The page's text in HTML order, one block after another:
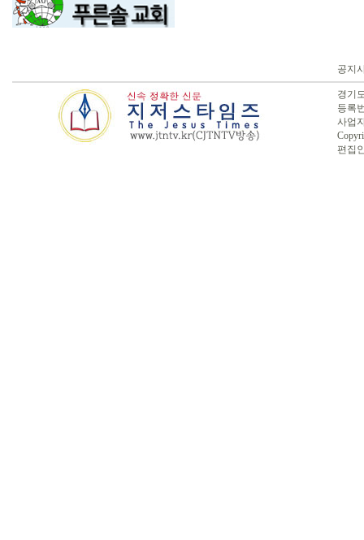
공지
경기
등록
사업
편집